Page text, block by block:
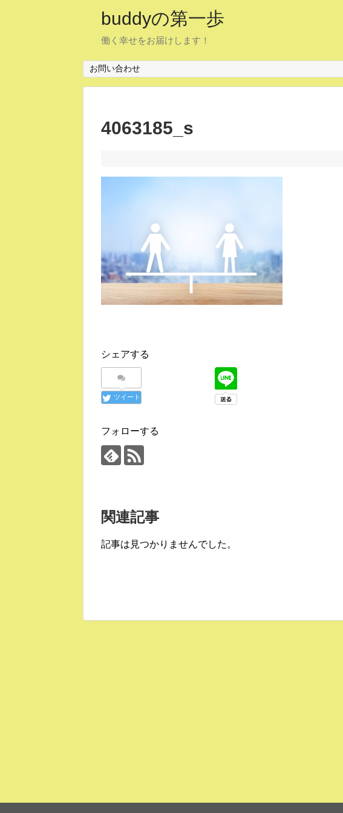
buddyの第一歩
働く幸せをお届けします！
お問い合わせ
4063185_s
シェアする
ツイート
フォローする
関連記事
記事は見つかりませんでした。